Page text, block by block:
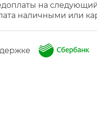
на
наличными или